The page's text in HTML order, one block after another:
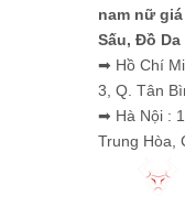
nam nữ giá
Sấu, Đồ
➡ Hồ Chí
3, Q. Tân
➡ Hà Nội : 1
Trung Hòa,